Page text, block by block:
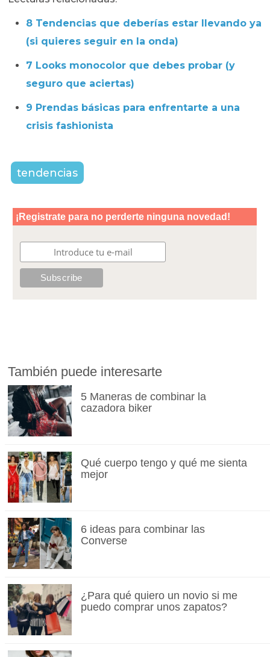
8 Tendencias que deberías estar llevando ya
(si quieres seguir en la onda)
7 Looks monocolor que debes probar (y
seguro que aciertas)
9 Prendas básicas para enfrentarte a una
crisis fashionista
tendencias
También puede interesarte
5 Maneras de combinar la
cazadora biker
Qué cuerpo tengo y qué me sienta
mejor
6 ideas para combinar las
Converse
¿Para qué quiero un novio si me
puedo comprar unos zapatos?